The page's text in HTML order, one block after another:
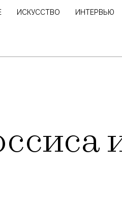
ИСКУССТВО ИНТЕРВЬЮ